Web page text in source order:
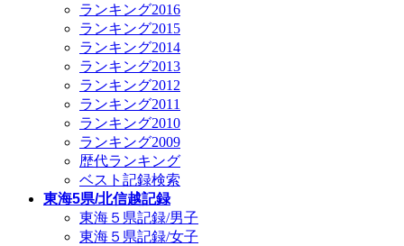
ランキング2016
ランキング2015
ランキング2014
ランキング2013
ランキング2012
ランキング2011
ランキング2010
ランキング2009
歴代ランキング
ベスト記録検索
東海5県/北信越記録
東海５県記録/男子
東海５県記録/女子